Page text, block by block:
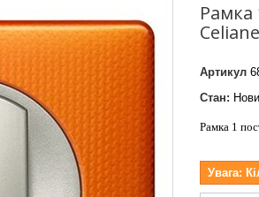
Etika
Legrand Forix
SUNO
Valena Allure
Legrand Valena Classic
Legrand Valena Life
Рамка
Celiane
Артикул
Стан:
Рамка 1
Увага: